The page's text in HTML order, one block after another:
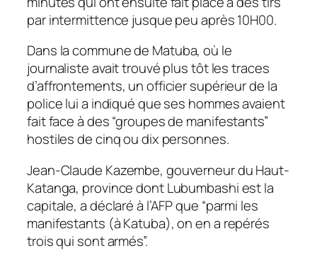
par intermittence jusque peu après 10H00.
Dans la commune de Matuba, où le
journaliste avait trouvé plus tôt les traces
d’affrontements, un officier supérieur de la
police lui a indiqué que ses hommes avaient
fait face à des “groupes de manifestants”
hostiles de cinq ou dix personnes.
Jean-Claude Kazembe, gouverneur du Haut-
Katanga, province dont Lubumbashi est la
capitale, a déclaré à l’AFP que “parmi les
manifestants (à Katuba), on en a repérés
trois qui sont armés”.